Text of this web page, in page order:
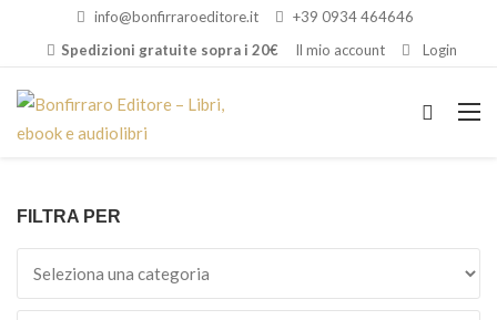
info@bonfirraroeditore.it
+39 0934 464646
Spedizioni gratuite sopra i 20€
Il mio account Login
FILTRA PER